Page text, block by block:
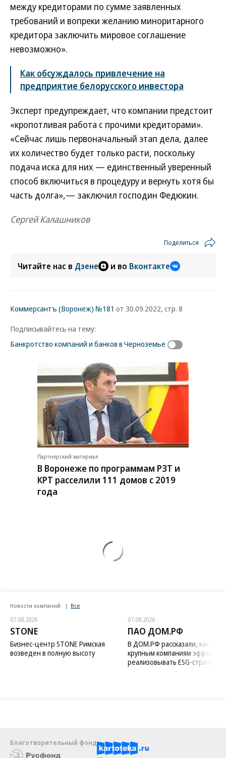
между кредиторами по сумме заявленных
требований и вопреки желанию миноритарного
кредитора заключить мировое соглашение
невозможно».
Как обсуждалось привлечение на
предприятие белорусского инвестора
Эксперт предупреждает, что компании предстоит
«кропотливая работа с прочими кредиторами».
«Сейчас лишь первоначальный этап дела, далее
их количество будет только расти, поскольку
подача иска для них — единственный уверенный
способ включиться в процедуру и вернуть хотя бы
часть долга»,— заключил господин Федюкин.
Сергей Калашников
Поделиться
Читайте нас в Дзене и во Вконтакте
Коммерсантъ (Воронеж) №181 от 30.09.2022, стр. 8
Подписывайтесь на тему:
Банкротство компаний и банков в Черноземье
Партнерский материал
В Воронеже по программам РЗТ и
КРТ расселили 111 домов с 2019
года
Новости компаний Все
07.08.2026
STONE
Бизнес-центр STONE Римская
возведен в полную высоту
07.08.2026
ПАО ДОМ.РФ
В ДОМ.РФ рассказали, как
крупным компаниям
реализовывать ESG-стратегию
Благотворительный фонд